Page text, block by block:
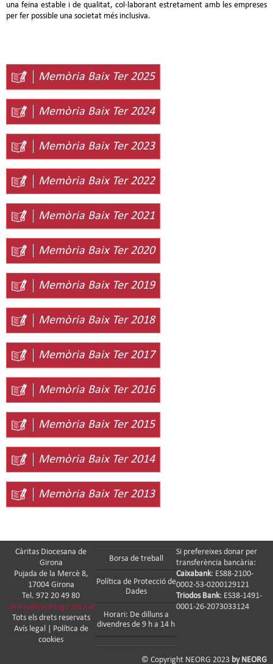
una feina estable i de qualitat, col·laborant estretament amb les empreses
per fer possible una societat més inclusiva.
Memòria Baix Ter 2025
Memòria Baix Ter 2024
Memòria Baix Ter 2023
Memòria Baix Ter 2022
Memòria Baix Ter 2021
Memòria Baix Ter 2020
Memòria Baix Ter 2019
Memòria Baix Ter 2018
Memòria Baix Ter 2017
Memòria Baix Ter 2016
Memòria Baix Ter 2015
Memòria Baix Ter 2014
Memòria Baix Ter 2013
Càritas Diocesana de
Girona
Pujada de la Mercè 8,
17004 Girona
Tel. 972 20 49 80
caritas@caritasgirona.cat
Tots els drets reservats
Avís legal| Política de
cookies
Borsa de treball
Política de Protecció de
Dades
Horari: De dilluns a
divendres de 9 h a 14 h
Si prefereixes donar per
transferència bancària:
Caixabank: ES88-2100-
0002-53-0200129121
Triodos Bank: ES38-1491-
0001-26-2073033124
© Copyright NEORG 2023 by NEORG